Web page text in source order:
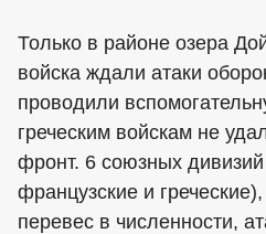
Только в районе озера
войска ждали атаки
проводили
греческим войскам не
фронт. 6 союзных дивизий
французские и
перевес в численности,